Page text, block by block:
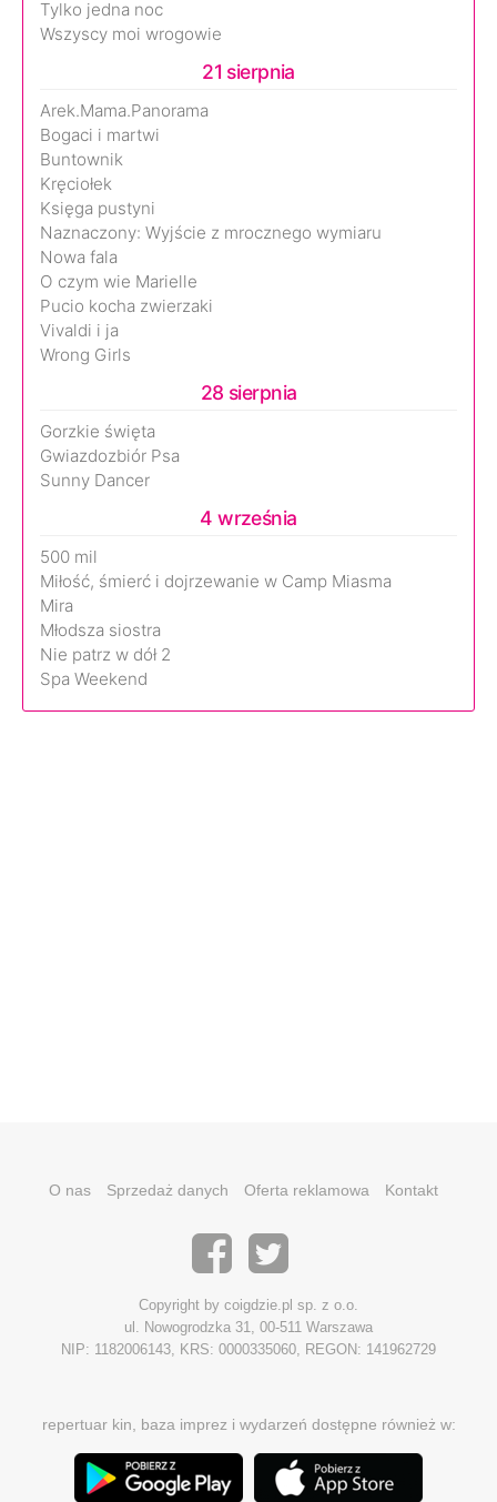
Tylko jedna noc
Wszyscy moi wrogowie
21 sierpnia
Arek.Mama.Panorama
Bogaci i martwi
Buntownik
Kręciołek
Księga pustyni
Naznaczony: Wyjście z mrocznego wymiaru
Nowa fala
O czym wie Marielle
Pucio kocha zwierzaki
Vivaldi i ja
Wrong Girls
28 sierpnia
Gorzkie święta
Gwiazdozbiór Psa
Sunny Dancer
4 września
500 mil
Miłość, śmierć i dojrzewanie w Camp Miasma
Mira
Młodsza siostra
Nie patrz w dół 2
Spa Weekend
O nas Sprzedaż danych Oferta reklamowa Kontakt
Copyright by coigdzie.pl sp. z o.o.
ul. Nowogrodzka 31, 00-511 Warszawa
NIP: 1182006143, KRS: 0000335060, REGON: 141962729
repertuar kin, baza imprez i wydarzeń dostępne również w: